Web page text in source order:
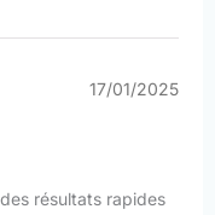
17/01/2025
résultats rapides